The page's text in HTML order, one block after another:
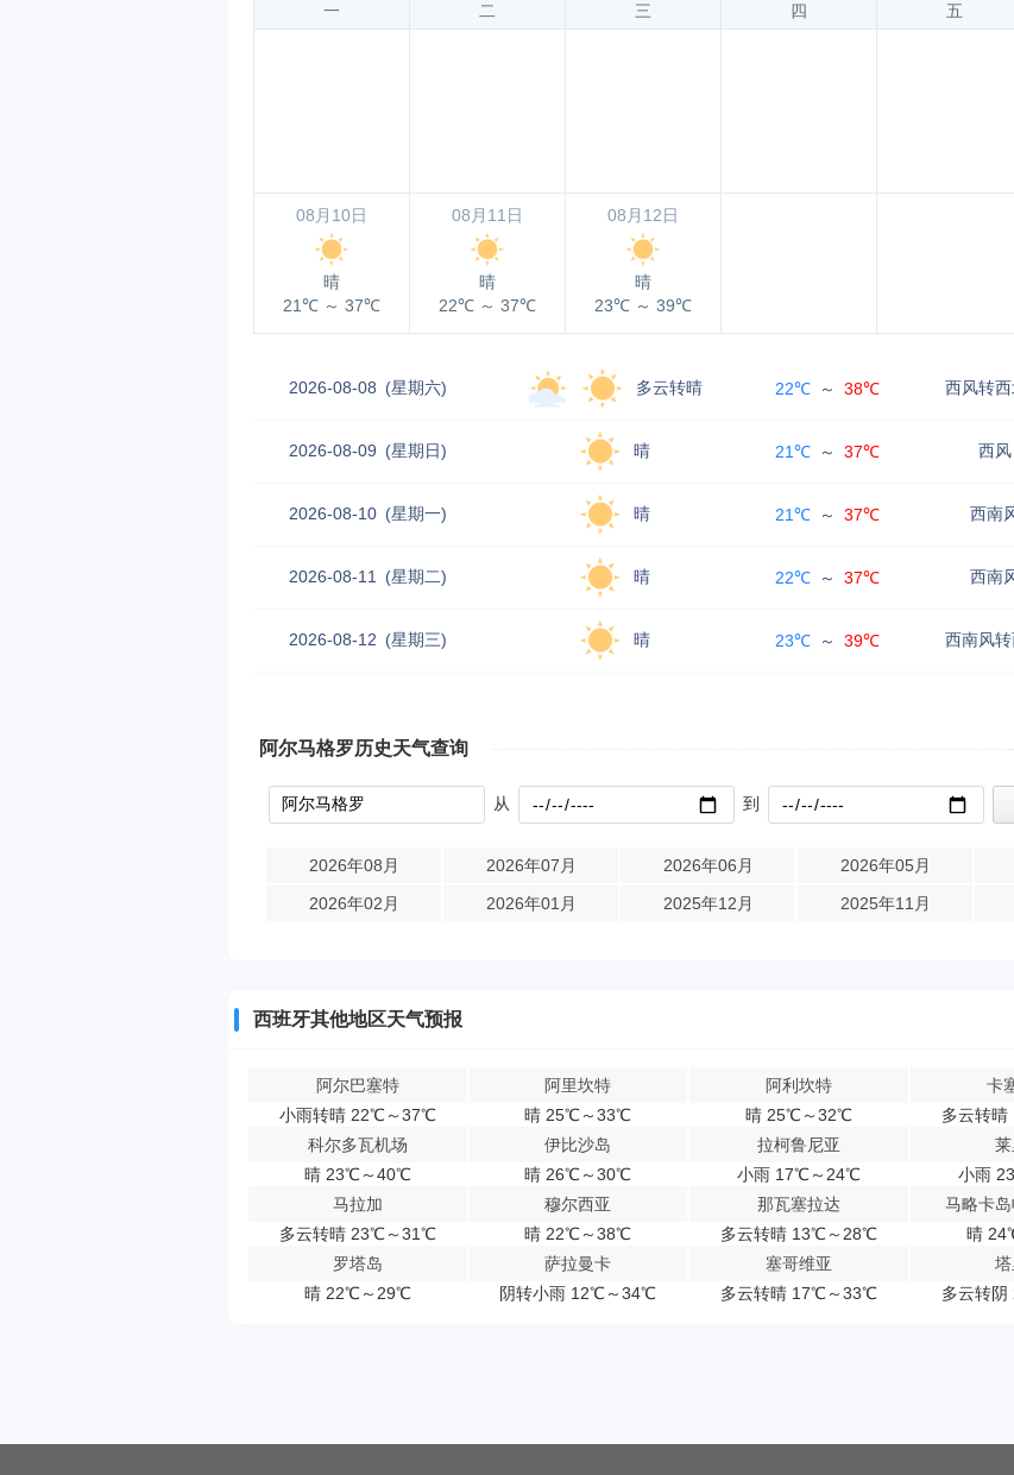
一 二 三 四 五
08月10日
晴
21℃ ～ 37℃
08月11日
晴
22℃ ～ 37℃
08月12日
晴
23℃ ～ 39℃
2026-08-08 (星期六) 多云转晴 22℃ ～ 38℃ 西风转
2026-08-09 (星期日) 晴 21℃ ～ 37℃ 西
2026-08-10 (星期一) 晴 21℃ ～ 37℃ 西南
2026-08-11 (星期二) 晴 22℃ ～ 37℃ 西南
2026-08-12 (星期三) 晴 23℃ ～ 39℃ 西南风
阿尔马格罗历史天气查询
从 到
2026年08月 2026年07月 2026年06月 2026年05月
2026年02月
2026年01月 2025年12月 2025年11月
西班牙其他地区天气预报
阿尔巴塞特
小雨转晴 22℃～37℃
阿里坎特
晴 25℃～33℃
阿利坎特
晴 25℃～32℃
卡
多云转
科尔多瓦机场
晴 23℃～40℃
伊比沙岛
晴 26℃～30℃
拉柯鲁尼亚
小雨 17℃～24℃
小雨
马拉加
多云转晴 23℃～31℃
穆尔西亚
晴 22℃～38℃
那瓦塞拉达
多云转晴 13℃～28℃
马略卡
晴
罗塔岛
晴 22℃～29℃
萨拉曼卡
阴转小雨 12℃～34℃
塞哥维亚
多云转晴 17℃～33℃
多云转